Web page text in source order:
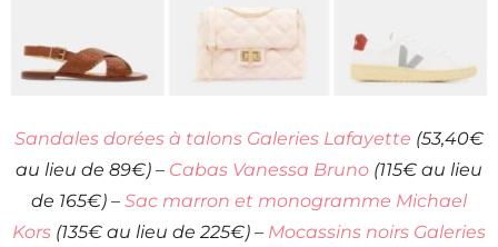
Sandales dorées à talons Galeries Lafayette (53,40€
au lieu de 89€) – Cabas Vanessa Bruno (115€ au lieu
de 165€) – Sac marron et monogramme Michael
Kors (135€ au lieu de 225€) – Mocassins noirs Galeries